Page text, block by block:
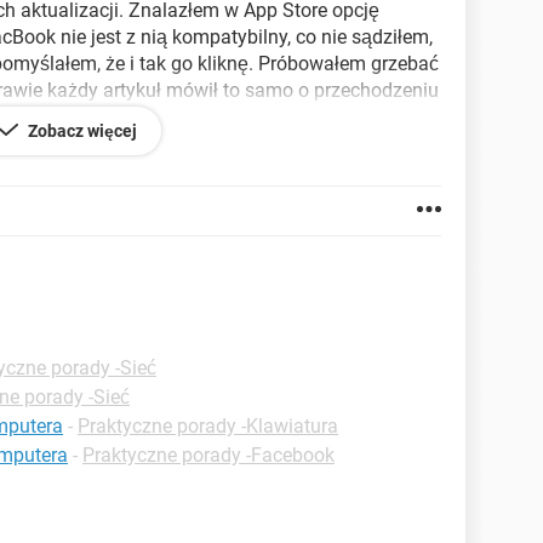
aktualizacji. Znalazłem w App Store opcję
nie jest z nią kompatybilny, co nie sądziłem,
że i tak go kliknę. Próbowałem grzebać
każdy artykuł mówił to samo o przechodzeniu
Zobacz więcej
porady -Sieć
porady -Sieć
- Praktyczne porady -Klawiatura
- Praktyczne porady -Facebook